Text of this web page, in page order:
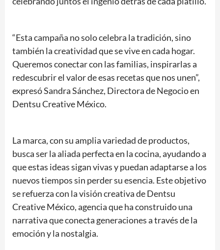
“Esta campaña no solo celebra la tradición, sino
también la creatividad que se vive en cada hogar.
Queremos conectar con las familias, inspirarlas a
redescubrir el valor de esas recetas que nos unen”,
expresó Sandra Sánchez, Directora de Negocio en
Dentsu Creative México.
La marca, con su amplia variedad de productos,
busca ser la aliada perfecta en la cocina, ayudando a
que estas ideas sigan vivas y puedan adaptarse a los
nuevos tiempos sin perder su esencia. Este objetivo
se refuerza con la visión creativa de Dentsu
Creative México, agencia que ha construido una
narrativa que conecta generaciones a través de la
emoción y la nostalgia.